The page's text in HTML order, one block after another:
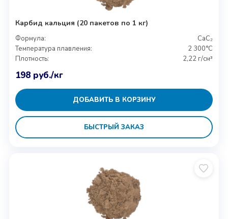
Карбид кальция (20 пакетов по 1 кг)
Формула:
CaC₂
Температура плавления:
2 300°C
Плотность:
2,22 г/см³
198 руб./кг
ДОБАВИТЬ В КОРЗИНУ
БЫСТРЫЙ ЗАКАЗ